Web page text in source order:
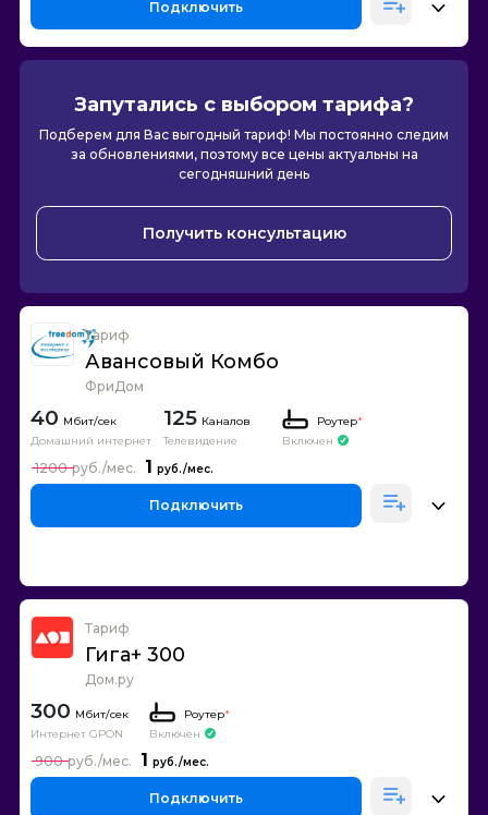
Подключить
Запутались с выбором тарифа?
Подберем для Вас выгодный тариф! Мы постоянно следим
за обновлениями, поэтому все цены актуальны на
сегодняшний день
Получить консультацию
Тариф
Авансовый Комбо
ФриДом
40
Домашний интернет
125 Каналов
Телевидение
Роутер*
Включен
1
1200
Подключить
Тариф
Гига+ 300
Дом.ру
300
Интернет GPON
Роутер*
Включен
1
900
Подключить